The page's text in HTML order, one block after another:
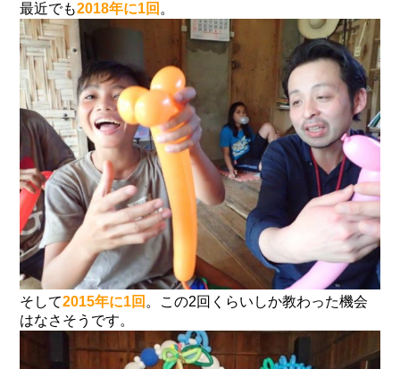
最近でも2018年に1回 。
そして2015年に1回 。この2回くらいしか教わった機会
はなさそうです。